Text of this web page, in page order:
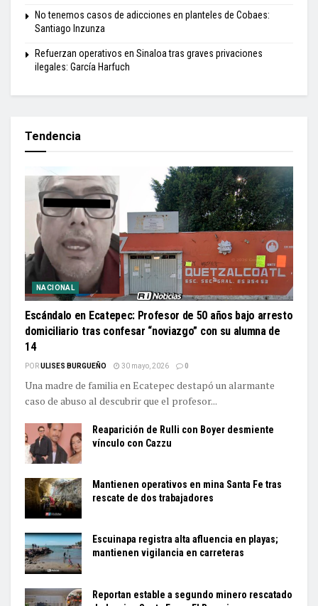
No tenemos casos de adicciones en planteles de Cobaes:
Santiago Inzunza
Refuerzan operativos en Sinaloa tras graves privaciones
ilegales: García Harfuch
Tendencia
NACIONAL
Escándalo en Ecatepec: Profesor de 50 años bajo arresto
domiciliario tras confesar “noviazgo” con su alumna de
14
PORULISES BURGUEÑO 30 mayo, 2026 0
Una madre de familia en Ecatepec destapó un alarmante
caso de abuso al descubrir que el profesor...
Reaparición de Rulli con Boyer desmiente
vínculo con Cazzu
Mantienen operativos en mina Santa Fe tras
rescate de dos trabajadores
Escuinapa registra alta afluencia en playas;
mantienen vigilancia en carreteras
Reportan estable a segundo minero rescatado